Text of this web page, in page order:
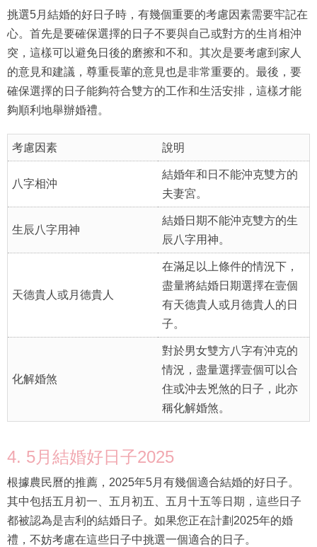
挑選5月結婚的好日子時，有幾個重要的考慮因素需要牢記在
心。首先是要確保選擇的日子不要與自己或對方的生肖相沖
突，這樣可以避免日後的磨擦和不和。其次是要考慮到家人
的意見和建議，尊重長輩的意見也是非常重要的。最後，要
確保選擇的日子能夠符合雙方的工作和生活安排，這樣才能
夠順利地舉辦婚禮。
考慮因素 說明
八字相沖
結婚年和日不能沖克雙方的
夫妻宮。
生辰八字用神
結婚日期不能沖克雙方的生
辰八字用神。
天德貴人或月德貴人
在滿足以上條件的情況下，
盡量將結婚日期選擇在壹個
有天德貴人或月德貴人的日
子。
化解婚煞
對於男女雙方八字有沖克的
情況，盡量選擇壹個可以合
住或沖去兇煞的日子，此亦
稱化解婚煞。
4. 5月結婚好日子2025
根據農民曆的推薦，2025年5月有幾個適合結婚的好日子。
其中包括五月初一、五月初五、五月十五等日期，這些日子
都被認為是吉利的結婚日子。如果您正在計劃2025年的婚
禮，不妨考慮在這些日子中挑選一個適合的日子。